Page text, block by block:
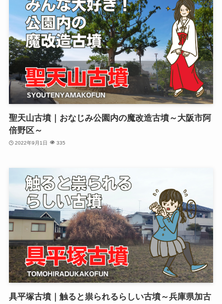
聖天山古墳｜おなじみ公園内の魔改造古墳～大阪市阿
倍野区～
2022年9月1日 335
具平塚古墳｜触ると祟られるらしい古墳～兵庫県加古